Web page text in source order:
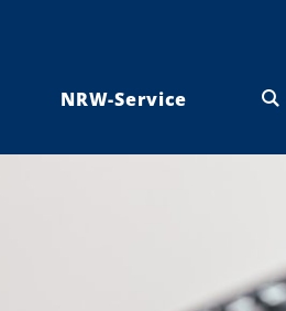
NRW-Service